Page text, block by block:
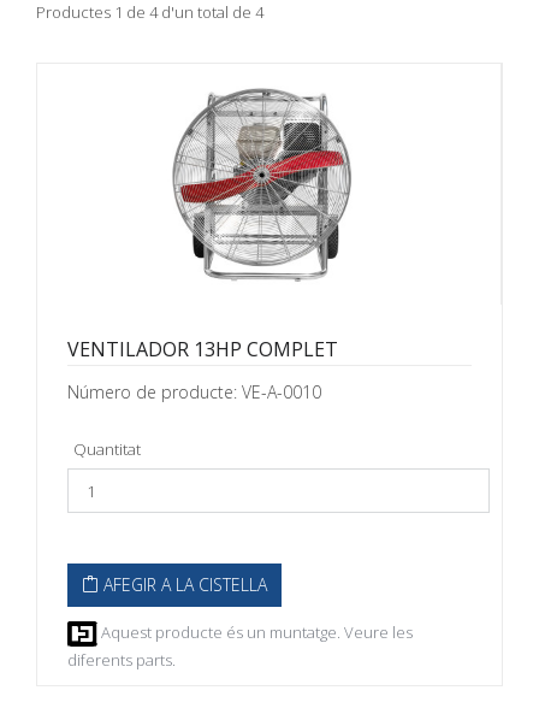
Productes 1 de 4 d'un total de 4
VENTILADOR 13HP COMPLET
Número de producte: VE-A-0010
Quantitat
AFEGIR A LA CISTELLA
Aquest producte és un muntatge. Veure les
diferents parts.